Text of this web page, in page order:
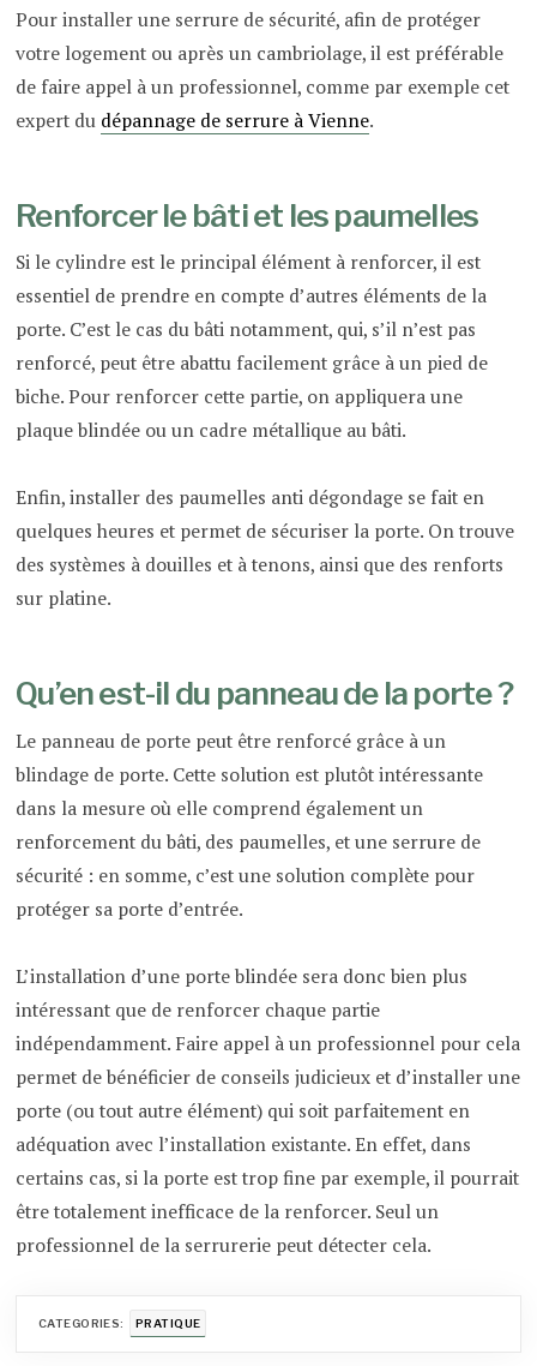
Pour installer une serrure de sécurité, afin de protéger
votre logement ou après un cambriolage, il est préférable
de faire appel à un professionnel, comme par exemple cet
expert du dépannage de serrure à Vienne.
Renforcer le bâti et les paumelles
Si le cylindre est le principal élément à renforcer, il est
essentiel de prendre en compte d’autres éléments de la
porte. C’est le cas du bâti notamment, qui, s’il n’est pas
renforcé, peut être abattu facilement grâce à un pied de
biche. Pour renforcer cette partie, on appliquera une
plaque blindée ou un cadre métallique au bâti.
Enfin, installer des paumelles anti dégondage se fait en
quelques heures et permet de sécuriser la porte. On trouve
des systèmes à douilles et à tenons, ainsi que des renforts
sur platine.
Qu’en est-il du panneau de la porte ?
Le panneau de porte peut être renforcé grâce à un
blindage de porte. Cette solution est plutôt intéressante
dans la mesure où elle comprend également un
renforcement du bâti, des paumelles, et une serrure de
sécurité : en somme, c’est une solution complète pour
protéger sa porte d’entrée.
L’installation d’une porte blindée sera donc bien plus
intéressant que de renforcer chaque partie
indépendamment. Faire appel à un professionnel pour cela
permet de bénéficier de conseils judicieux et d’installer une
porte (ou tout autre élément) qui soit parfaitement en
adéquation avec l’installation existante. En effet, dans
certains cas, si la porte est trop fine par exemple, il pourrait
être totalement inefficace de la renforcer. Seul un
professionnel de la serrurerie peut détecter cela.
CATEGORIES: PRATIQUE